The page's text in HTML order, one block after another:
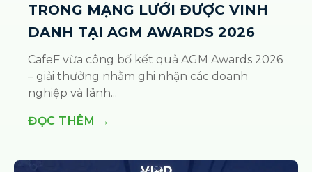
TRONG MẠNG LƯỚI ĐƯỢC VINH
DANH TẠI AGM AWARDS 2026
CafeF vừa công bố kết quả AGM Awards 2026
– giải thưởng nhằm ghi nhận các doanh
nghiệp và lãnh...
ĐỌC THÊM →